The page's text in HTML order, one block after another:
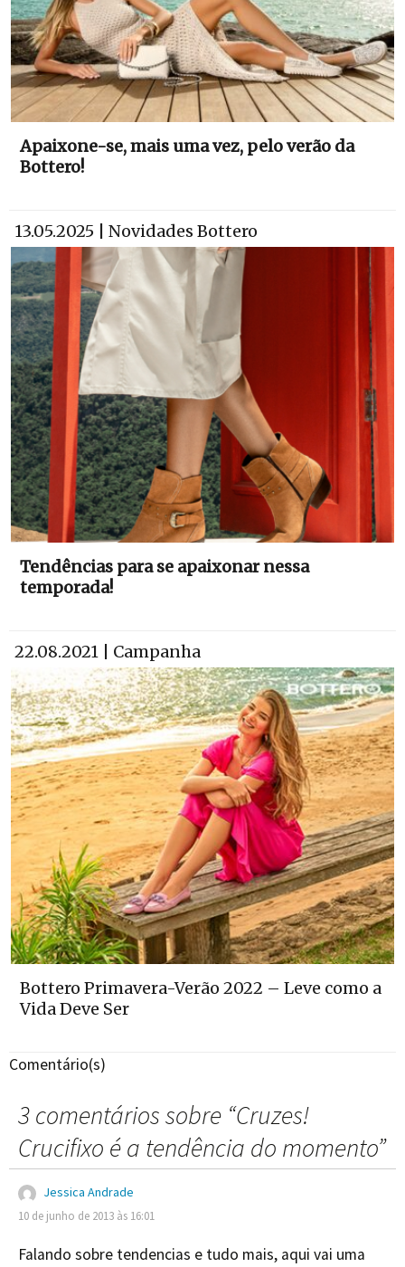
Apaixone-se, mais uma vez, pelo verão da
Bottero!
13.05.2025 | Novidades Bottero
Tendências para se apaixonar nessa
temporada!
22.08.2021 | Campanha
Bottero Primavera-Verão 2022 – Leve como a
Vida Deve Ser
Comentário(s)
3 comentários sobre “Cruzes!
Crucifixo é a tendência do momento”
Jessica Andrade
10 de junho de 2013 às 16:01
Falando sobre tendencias e tudo mais, aqui vai uma